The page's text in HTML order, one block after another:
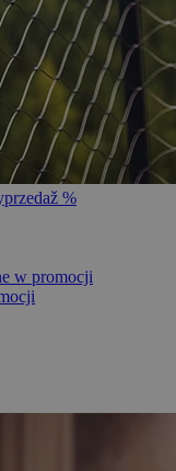
%
w promocji